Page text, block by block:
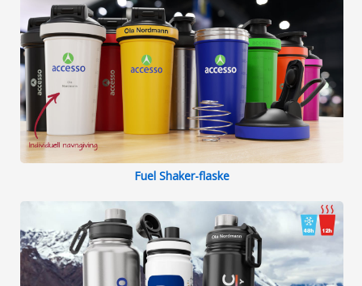
Fuel Shaker-flaske